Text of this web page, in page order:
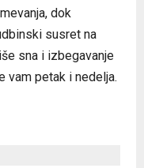
dok
susret na
sna i izbegavanje
vam petak i nedelja.